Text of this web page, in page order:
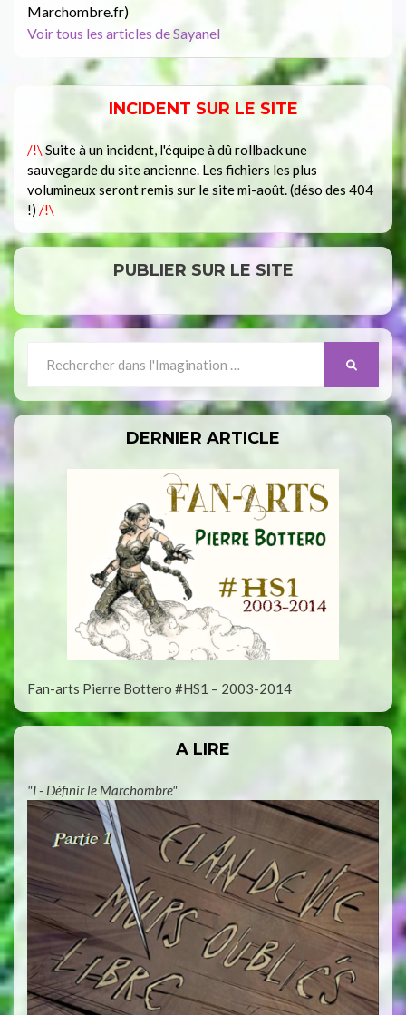
Marchombre.fr)
Voir tous les articles de Sayanel
INCIDENT SUR LE SITE
/!\ Suite à un incident, l'équipe à dû rollback une
sauvegarde du site ancienne. Les fichiers les plus
volumineux seront remis sur le site mi-août. (déso des 404
!) /!\
PUBLIER SUR LE SITE
for:
DERNIER ARTICLE
Fan-arts Pierre Bottero #HS1 – 2003-2014
A LIRE
"I - Définir le Marchombre"